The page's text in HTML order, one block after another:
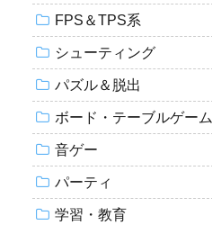
FPS＆TPS系
シューティング
パズル＆脱出
ボード・テーブルゲーム
音ゲー
パーティ
学習・教育